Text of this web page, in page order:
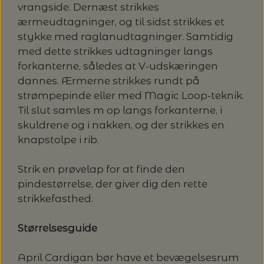
PASCUALI: NEPAL - SPAR 20%
PASCULI: SUAVE - SPAR 20%
POMP STITCH - BRODERI - SPAR 30-35%
PÅ ALLE KITS
19 - 23)
PERMIN: SPAR 30% PÅ ALLE
LANG YARNS
MONDIAL
PASCUALI
RAUMA GARN
PERMIN
SOMMERGARN
LENE HOLME SAMSØE - LEKNIT
MY FAVOURITE THINGS KNITWEAR
ODD ROW
OTHER LOOPS
SUSIE HAUMANN
MASKESTOPPERE
MASKEWIRES
MÅLEBÅND / PINDEMÅLERE
OPSKRIFTHOLDER FRA KNITPRO -
SAKSE
vrangside. Dernæst strikkes
ærmeudtagninger, og til sidst strikkes et
stykke med raglanudtagninger. Samtidig
med dette strikkes udtagninger langs
forkanterne, således at V-udskæringen
dannes. Ærmerne strikkes rundt på
strømpepinde eller med Magic Loop-teknik.
Til slut samles m op langs forkanterne, i
skuldrene og i nakken, og der strikkes en
knapstolpe i rib.
Strik en prøvelap for at finde den
pindestørrelse, der giver dig den rette
strikkefasthed.
Størrelsesguide
April Cardigan bør have et bevægelsesrum